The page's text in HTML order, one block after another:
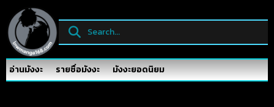
อ่านมังงะ รายชื่อมังงะ มังงะยอดนิยม